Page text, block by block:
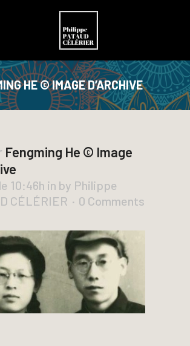
HE © IMAGE D’ARCHIVE
Fengming He © Image
10:46h in by Philippe
CÉLÉRIER
0 Comments